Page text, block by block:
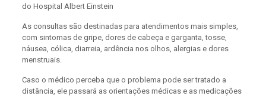
do Hospital Albert Einstein
As consultas são destinadas para atendimentos mais simples,
com sintomas de gripe, dores de cabeça e garganta, tosse,
náusea, cólica, diarreia, ardência nos olhos, alergias e dores
menstruais.
Caso o médico perceba que o problema pode ser tratado a
distância, ele passará as orientações médicas e as medicações